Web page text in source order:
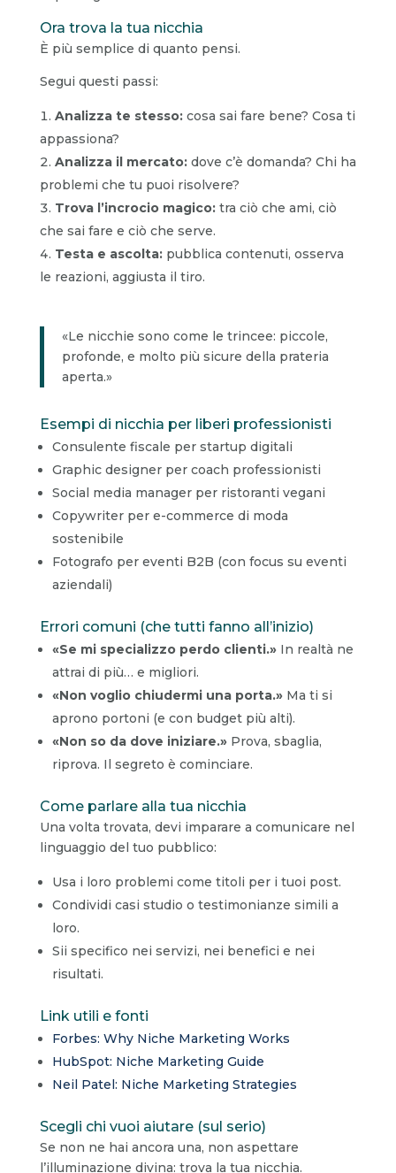
Ora trova la tua nicchia
È più semplice di quanto pensi.
Segui questi passi:
Analizza te stesso:cosa sai fare bene? Cosa ti
appassiona?
Analizza il mercato:dove c’è domanda? Chi ha
problemi che tu puoi risolvere?
Trova l’incrocio magico:tra ciò che ami, ciò
che sai fare e ciò che serve.
Testa e ascolta:pubblica contenuti, osserva
le reazioni, aggiusta il tiro.
«Le nicchie sono come le trincee: piccole,
profonde, e molto più sicure della prateria
aperta.»
Esempi di nicchia per liberi professionisti
Consulente fiscale per startup digitali
Graphic designer per coach professionisti
Social media manager per ristoranti vegani
Copywriter per e-commerce di moda
sostenibile
Fotografo per eventi B2B (con focus su eventi
aziendali)
Errori comuni (che tutti fanno all’inizio)
«Se mi specializzo perdo clienti.»In realtà ne
attrai di più… e migliori.
«Non voglio chiudermi una porta.»Ma ti si
aprono portoni (e con budget più alti).
«Non so da dove iniziare.»Prova, sbaglia,
riprova. Il segreto è cominciare.
Come parlare alla tua nicchia
Una volta trovata, devi imparare a comunicare nel
linguaggio del tuo pubblico:
Usa i loro problemi come titoli per i tuoi post.
Condividi casi studio o testimonianze simili a
loro.
Sii specifico nei servizi, nei benefici e nei
risultati.
Link utili e fonti
Forbes: Why Niche Marketing Works
HubSpot: Niche Marketing Guide
Neil Patel: Niche Marketing Strategies
Scegli chi vuoi aiutare (sul serio)
Se non ne hai ancora una, non aspettare
l’illuminazione divina: trova la tua nicchia.